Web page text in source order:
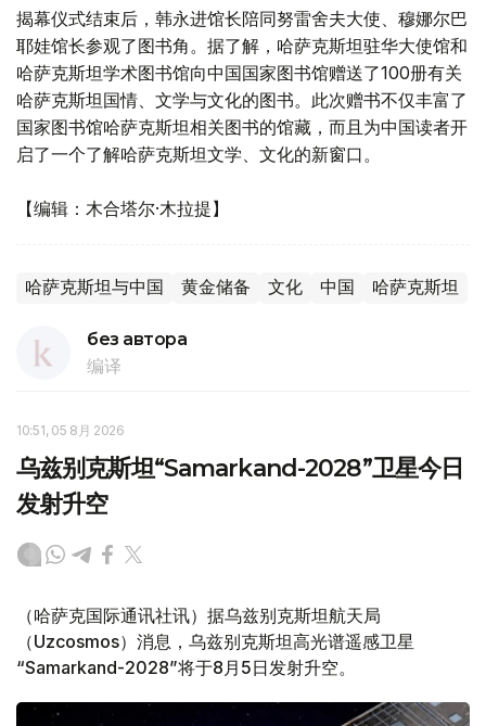
揭幕仪式结束后，韩永进馆长陪同努雷舍夫大使、穆娜尔巴
耶娃馆长参观了图书角。据了解，哈萨克斯坦驻华大使馆和
哈萨克斯坦学术图书馆向中国国家图书馆赠送了100册有关
哈萨克斯坦国情、文学与文化的图书。此次赠书不仅丰富了
国家图书馆哈萨克斯坦相关图书的馆藏，而且为中国读者开
启了一个了解哈萨克斯坦文学、文化的新窗口。
【编辑：木合塔尔·木拉提】
哈萨克斯坦与中国 黄金储备 文化 中国 哈萨克斯坦
без автора
编译
10:51, 05 8月 2026
乌兹别克斯坦“Samarkand-2028”卫星今日
发射升空
（哈萨克国际通讯社讯）据乌兹别克斯坦航天局
（Uzcosmos）消息，乌兹别克斯坦高光谱遥感卫星
“Samarkand-2028”将于8月5日发射升空。